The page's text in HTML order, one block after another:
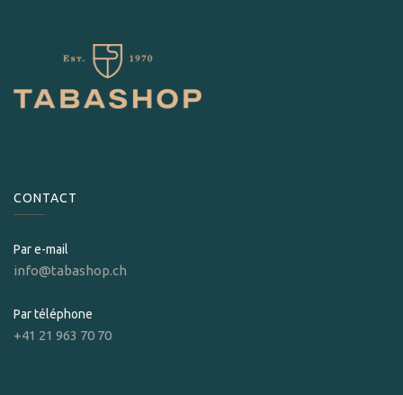
CONTACT
Par e-mail
info@tabashop.ch
Par téléphone
+41 21 963 70 70